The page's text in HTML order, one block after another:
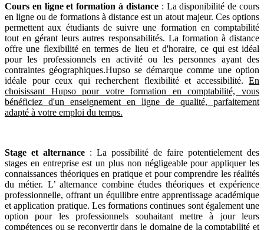
Cours en ligne et formation à distance: La disponibilité de cours
en ligne ou de formations à distance est un atout majeur. Ces options
permettent aux étudiants de suivre une formation en comptabilité
tout en gérant leurs autres responsabilités. La formation à distance
offre une flexibilité en termes de lieu et d'horaire, ce qui est idéal
pour les professionnels en activité ou les personnes ayant des
contraintes géographiques.Hupso se démarque comme une option
idéale pour ceux qui recherchent flexibilité et accessibilité. En
choisissant Hupso pour votre formation en comptabilité, vous
bénéficiez d'un enseignement en ligne de qualité, parfaitement
adapté à votre emploi du temps.
Stage et alternance : La possibilité de faire potentielement des
stages en entreprise est un plus non négligeable pour appliquer les
connaissances théoriques en pratique et pour comprendre les réalités
du métier. L’ alternance combine études théoriques et expérience
professionnelle, offrant un équilibre entre apprentissage académique
et application pratique. Les formations continues sont également une
option pour les professionnels souhaitant mettre à jour leurs
compétences ou se reconvertir dans le domaine de la comptabilité et